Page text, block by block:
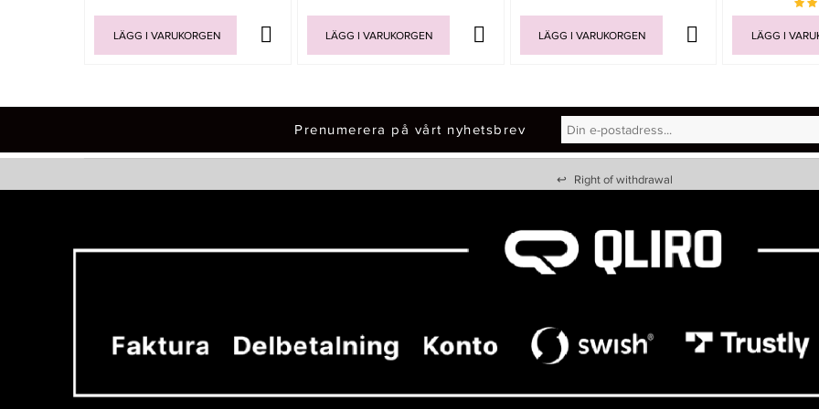
LÄGG I VARUKORGEN LÄGG I VARUKORGEN LÄGG I VARUKORGEN LÄGG I
Prenumerera på vårt nyhetsbrev
↩ Right of withdrawal